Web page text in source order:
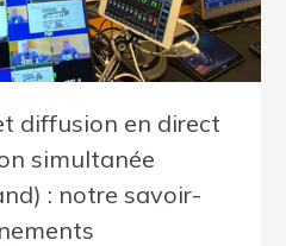
diffusion en direct
simultanée
: notre savoir-